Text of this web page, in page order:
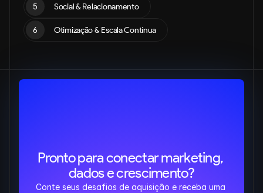
5 Social & Relacionamento
6 Otimização & Escala Contínua
Pronto para conectar marketing,
dados e crescimento?
Conte seus desafios de aquisição e receba uma